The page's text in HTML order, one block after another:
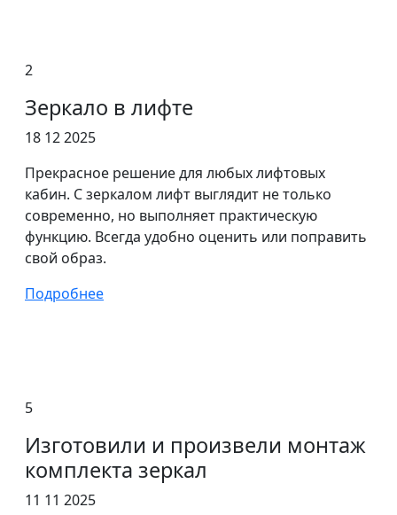
2
Зеркало в лифте
18 12 2025
Прекрасное решение для любых лифтовых
кабин. С зеркалом лифт выглядит не только
современно, но выполняет практическую
функцию. Всегда удобно оценить или поправить
свой образ.
Подробнее
5
Изготовили и произвели монтаж
комплекта зеркал
11 11 2025